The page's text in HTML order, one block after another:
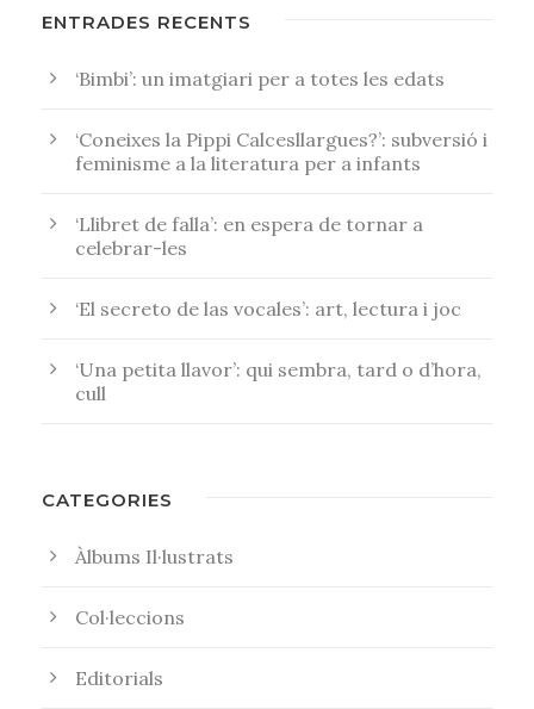
ENTRADES RECENTS
‘Bimbi’: un imatgiari per a totes les edats
‘Coneixes la Pippi Calcesllargues?’: subversió i
feminisme a la literatura per a infants
‘Llibret de falla’: en espera de tornar a
celebrar-les
‘El secreto de las vocales’: art, lectura i joc
‘Una petita llavor’: qui sembra, tard o d’hora,
cull
CATEGORIES
Àlbums Il·lustrats
Col·leccions
Editorials